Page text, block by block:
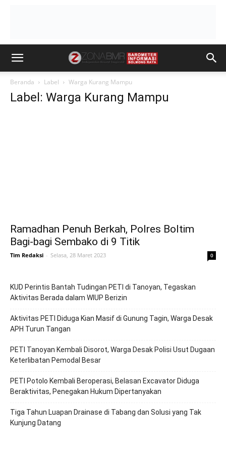
Beranda Label Warga Kurang Mampu
Label: Warga Kurang Mampu
Ramadhan Penuh Berkah, Polres Boltim
Bagi-bagi Sembako di 9 Titik
Tim Redaksi - Selasa, 28 Maret 2023 0
KUD Perintis Bantah Tudingan PETI di Tanoyan, Tegaskan
Aktivitas Berada dalam WIUP Berizin
Aktivitas PETI Diduga Kian Masif di Gunung Tagin, Warga Desak
APH Turun Tangan
PETI Tanoyan Kembali Disorot, Warga Desak Polisi Usut Dugaan
Keterlibatan Pemodal Besar
PETI Potolo Kembali Beroperasi, Belasan Excavator Diduga
Beraktivitas, Penegakan Hukum Dipertanyakan
Tiga Tahun Luapan Drainase di Tabang dan Solusi yang Tak
Kunjung Datang